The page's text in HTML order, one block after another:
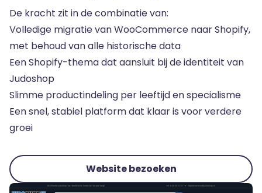
De kracht zit in de combinatie van:
Volledige migratie van WooCommerce naar Shopify,
met behoud van alle historische data
Een Shopify-thema dat aansluit bij de identiteit van
Judoshop
Slimme productindeling per leeftijd en specialisme
Een snel, stabiel platform dat klaar is voor verdere
groei
Website bezoeken